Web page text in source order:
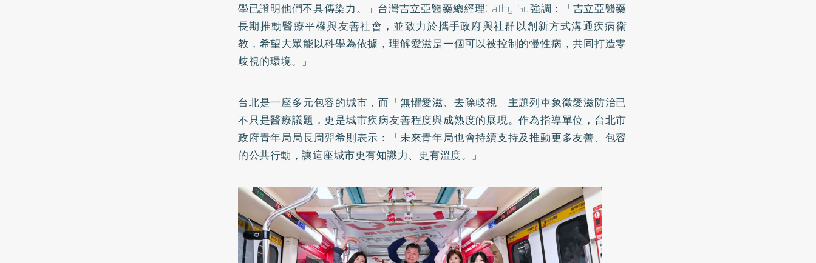
學已證明他們不具傳染力。」台灣吉立亞醫藥總經理Cathy Su強調：「吉立亞醫藥
長期推動醫療平權與友善社會，並致力於攜手政府與社群以創新方式溝通疾病衛
教，希望大眾能以科學為依據，理解愛滋是一個可以被控制的慢性病，共同打造零
歧視的環境。」
台北是一座多元包容的城市，而「無懼愛滋、去除歧視」主題列車象徵愛滋防治已
不只是醫療議題，更是城市疾病友善程度與成熟度的展現。作為指導單位，台北市
政府青年局局長周羿希則表示：「未來青年局也會持續支持及推動更多友善、包容
的公共行動，讓這座城市更有知識力、更有溫度。」